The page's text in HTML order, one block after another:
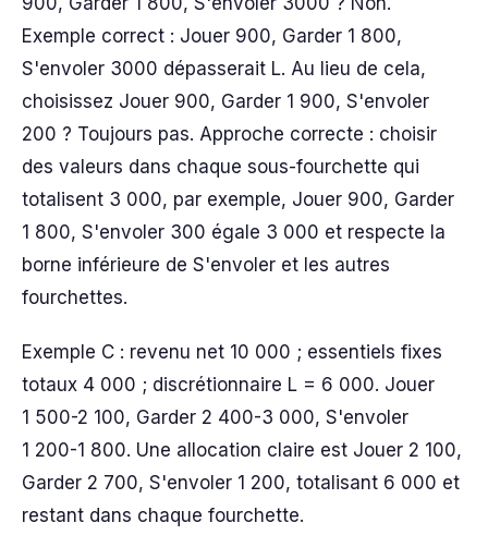
Exemple correct : Jouer 900, Garder 1 800,
S'envoler 3000 dépasserait L. Au lieu de cela,
choisissez Jouer 900, Garder 1 900, S'envoler
200 ? Toujours pas. Approche correcte : choisir
des valeurs dans chaque sous-fourchette qui
totalisent 3 000, par exemple, Jouer 900, Garder
1 800, S'envoler 300 égale 3 000 et respecte la
borne inférieure de S'envoler et les autres
fourchettes.
Exemple C : revenu net 10 000 ; essentiels fixes
totaux 4 000 ; discrétionnaire L = 6 000. Jouer
1 500-2 100, Garder 2 400-3 000, S'envoler
1 200-1 800. Une allocation claire est Jouer 2 100,
Garder 2 700, S'envoler 1 200, totalisant 6 000 et
restant dans chaque fourchette.